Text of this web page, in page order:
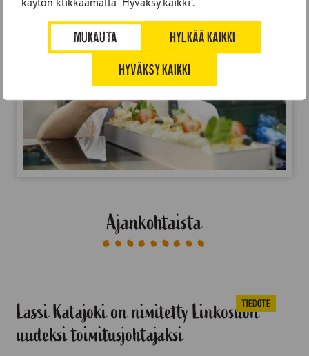
MUKAUTA
HYLKÄÄ KAIKKI
HYVÄKSY KAIKKI
Ajankohtaista
Tiedote
Lassi Katajoki on nimitetty Linkosuon
uudeksi toimitusjohtajaksi